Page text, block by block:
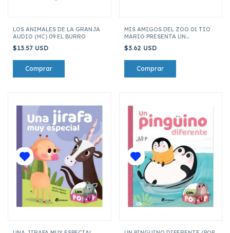
LOS ANIMALES DE LA GRANJA
AUDIO (HC) 09 EL BURRO
$13.57 USD
MIS AMIGOS DEL ZOO 01 TIO
MARIO PRESENTA UN
MARIO 10 CM)
$3.62 USD